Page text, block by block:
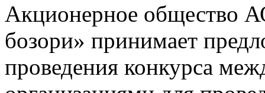
Акционерное общество
бозори» принимает
проведения конкурса